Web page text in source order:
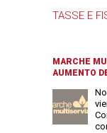
TASSE E
MARCHE
AUMENTO